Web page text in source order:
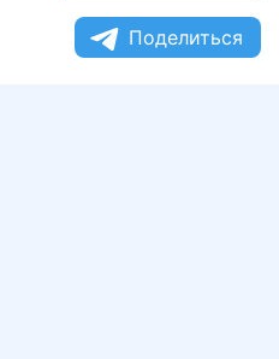
Поделиться